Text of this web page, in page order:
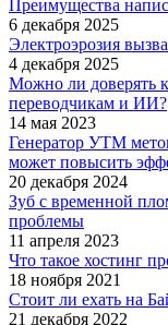
Преимущества
6 декабря 2025
Электроэрозия
4 декабря 2025
Можно ли доверять
переводчикам и ИИ?
14 мая 2023
Генератор УТМ
может повысить
20 декабря 2024
Зуб с временной
проблемы
11 апреля 2023
Что такое хостинг
18 ноября 2021
Стоит ли ехать на
21 декабря 2022